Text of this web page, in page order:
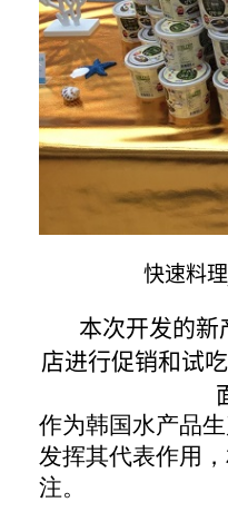
快速料理
本次开发的新
店进行促销和试
作为韩国水产品
发挥其代表作用
注。